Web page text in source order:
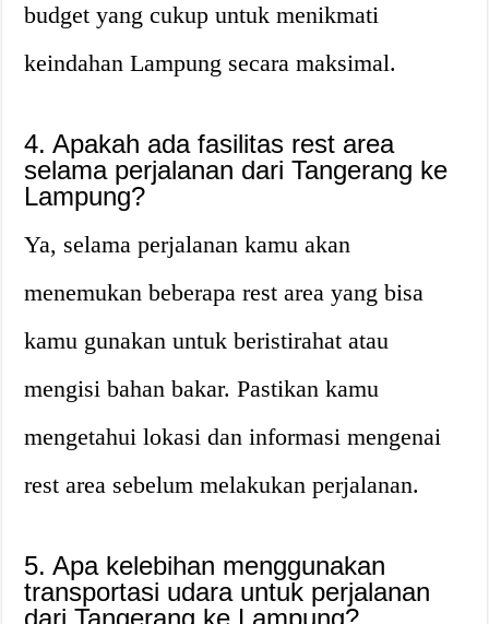
budget yang cukup untuk menikmati
keindahan Lampung secara maksimal.
4. Apakah ada fasilitas rest area
selama perjalanan dari Tangerang ke
Lampung?
Ya, selama perjalanan kamu akan
menemukan beberapa rest area yang bisa
kamu gunakan untuk beristirahat atau
mengisi bahan bakar. Pastikan kamu
mengetahui lokasi dan informasi mengenai
rest area sebelum melakukan perjalanan.
5. Apa kelebihan menggunakan
transportasi udara untuk perjalanan
dari Tangerang ke Lampung?